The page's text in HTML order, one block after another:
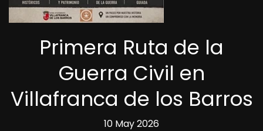
Primera Ruta de la
Guerra Civil en
Villafranca de los Barros
10 May 2026